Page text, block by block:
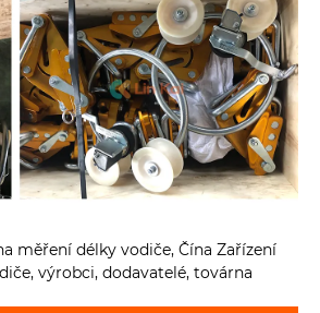
měření délky vodiče, Čína Zařízení
výrobci, dodavatelé, továrna